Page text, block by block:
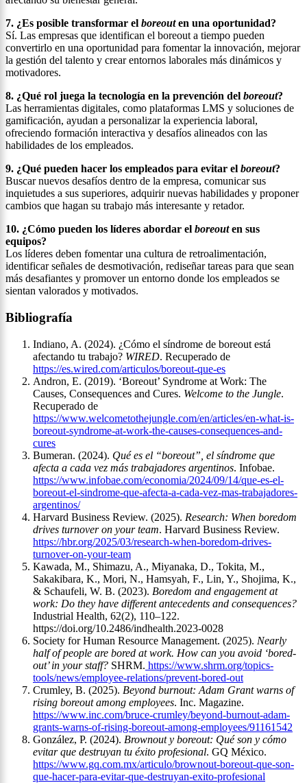
7. ¿Es posible transformar el boreouten una oportunidad?
Sí. Las empresas que identifican el boreout a tiempo pueden
convertirlo en una oportunidad para fomentar la innovación, mejorar
la gestión del talento y crear entornos laborales más dinámicos y
motivadores.
8. ¿Qué rol juega la tecnología en la prevención del boreout?
Las herramientas digitales, como plataformas LMS y soluciones de
gamificación, ayudan a personalizar la experiencia laboral,
ofreciendo formación interactiva y desafíos alineados con las
habilidades de los empleados.
9. ¿Qué pueden hacer los empleados para evitar el boreout?
Buscar nuevos desafíos dentro de la empresa, comunicar sus
inquietudes a sus superiores, adquirir nuevas habilidades y proponer
cambios que hagan su trabajo más interesante y retador.
10. ¿Cómo pueden los líderes abordar el boreouten sus
equipos?
Los líderes deben fomentar una cultura de retroalimentación,
identificar señales de desmotivación, rediseñar tareas para que sean
más desafiantes y promover un entorno donde los empleados se
sientan valorados y motivados.
Bibliografía
Indiano, A. (2024). ¿Cómo el síndrome de boreout está
afectando tu trabajo? WIRED. Recuperado de
https://es.wired.com/articulos/boreout-que-es
Andron, E. (2019). ‘Boreout’ Syndrome at Work: The
Causes, Consequences and Cures. Welcome to the Jungle.
Recuperado de
https://www.welcometothejungle.com/en/articles/en-what-is-
boreout-syndrome-at-work-the-causes-consequences-and-
cures
Bumeran. (2024). Qué es el “boreout”, el síndrome que
afecta a cada vez más trabajadores argentinos. Infobae.
https://www.infobae.com/economia/2024/09/14/que-es-el-
boreout-el-sindrome-que-afecta-a-cada-vez-mas-trabajadores-
argentinos/
Harvard Business Review. (2025). Research: When boredom
drives turnover on your team. Harvard Business Review.
https://hbr.org/2025/03/research-when-boredom-drives-
turnover-on-your-team
Kawada, M., Shimazu, A., Miyanaka, D., Tokita, M.,
Sakakibara, K., Mori, N., Hamsyah, F., Lin, Y., Shojima, K.,
& Schaufeli, W. B. (2023). Boredom and engagement at
work: Do they have different antecedents and consequences?
Industrial Health, 62(2), 110–122.
https://doi.org/10.2486/indhealth.2023-0028
Society for Human Resource Management. (2025). Nearly
half of people are bored at work. How can you avoid ‘bored-
out’ in your staff? SHRM. https://www.shrm.org/topics-
tools/news/employee-relations/prevent-bored-out
Crumley, B. (2025). Beyond burnout: Adam Grant warns of
rising boreout among employees. Inc. Magazine.
https://www.inc.com/bruce-crumley/beyond-burnout-adam-
grants-warns-of-rising-boreout-among-employees/91161542
González, P. (2024). Brownout y boreout: Qué son y cómo
evitar que destruyan tu éxito profesional. GQ México.
https://www.gq.com.mx/articulo/brownout-boreout-que-son-
que-hacer-para-evitar-que-destruyan-exito-profesional